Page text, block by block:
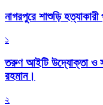
নাগরপুরে শাশুড়ি
১
তরুণ আইটি উদ্যোক্তা ও
রহমান।
২